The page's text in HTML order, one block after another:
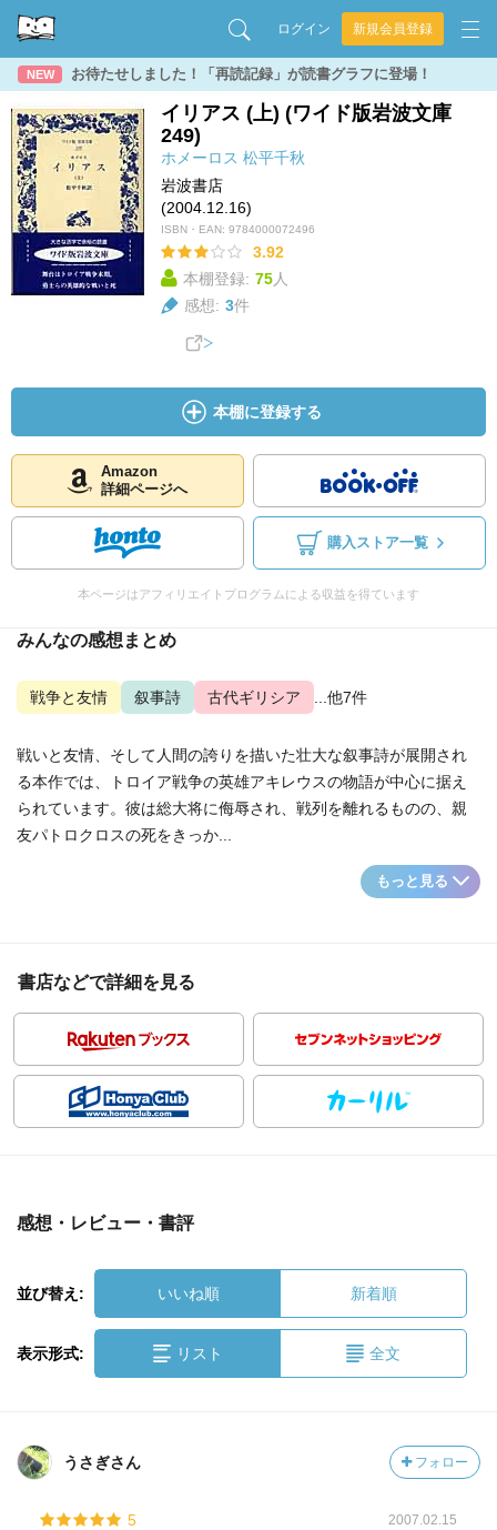
ログイン 新規会員登録
NEW お待たせしました！「再読記録」が読書グラフに登場！
イリアス (上) (ワイド版岩波文庫
249)
ホメーロス 松平千秋
岩波書店
(2004.12.16)
ISBN・EAN: 9784000072496
3.92
本棚登録: 75人
感想: 3件
本棚に登録する
Amazon
詳細ページへ
購入ストア一覧
本ページはアフィリエイトプログラムによる収益を得ています
みんなの感想まとめ
戦争と友情 叙事詩 古代ギリシア ...他7件
戦いと友情、そして人間の誇りを描いた壮大な叙事詩が展開され
る本作では、トロイア戦争の英雄アキレウスの物語が中心に据え
られています。彼は総大将に侮辱され、戦列を離れるものの、親
友パトロクロスの死をきっか...
もっと見る
書店などで詳細を見る
感想・レビュー・書評
並び替え: いいね順 新着順
表示形式: リスト 全文
うさぎさん フォロー
5 2007.02.15